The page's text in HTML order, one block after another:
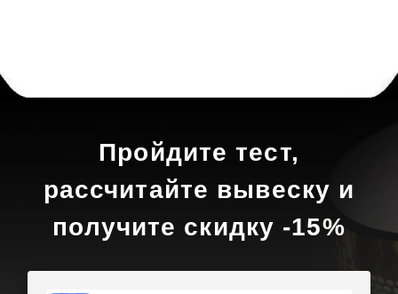
Пройдите тест,
рассчитайте вывеску и
получите скидку -15%